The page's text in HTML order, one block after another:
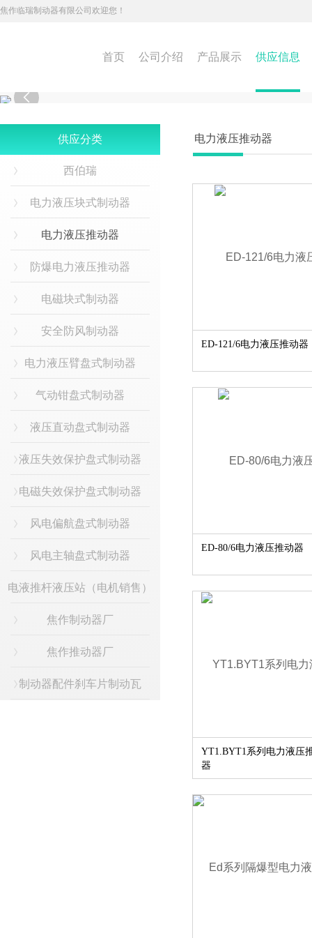
焦作临瑞制动器有限公司欢迎您！
首页 公司介绍 产品展示 供应信息

供应分类
西伯瑞
电力液压块式制动器
电力液压推动器
防爆电力液压推动器
电磁块式制动器
安全防风制动器
电力液压臂盘式制动器
气动钳盘式制动器
液压直动盘式制动器
液压失效保护盘式制动器
电磁失效保护盘式制动器
风电偏航盘式制动器
风电主轴盘式制动器
电液推杆液压站（电机销售）
焦作制动器厂
焦作推动器厂
制动器配件刹车片制动瓦
电力液压推动器
ED-121/6电力液压推动器
ED-80/6电力液压推动器
YT1.BYT1系列电力液压
器